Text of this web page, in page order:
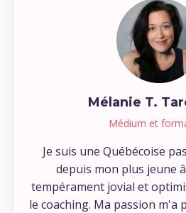
Mélanie T.
Médium et
Je suis une Québécoise
depuis mon plus jeune
tempérament jovial et
le coaching. Ma passion m'a